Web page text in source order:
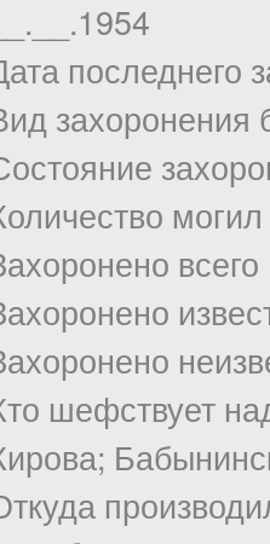
__.__.1954
последнего
захоронения
шефствует